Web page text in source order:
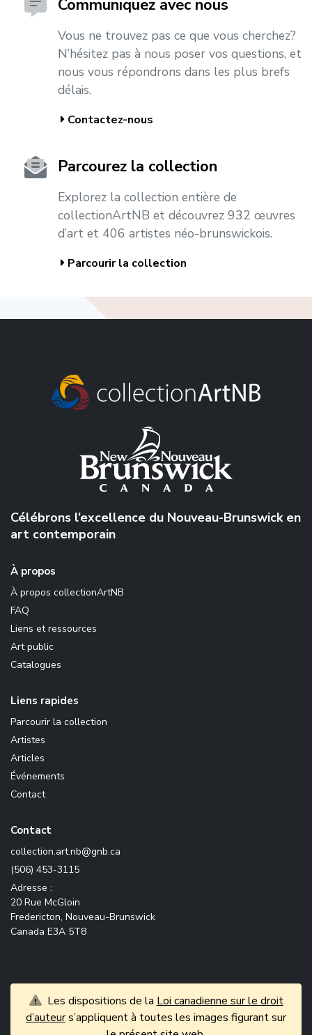
Communiquez avec nous
Vous ne trouvez pas ce que vous cherchez?
N’hésitez pas à nous poser vos questions, et
nous vous répondrons dans les plus brefs
délais.
Contactez-nous
Parcourez la collection
Explorez la collection entière de
collectionArtNB et découvrez 932 œuvres
d’art et 406 artistes néo-brunswickois.
Parcourir la collection
Célébrons l’excellence du Nouveau-Brunswick en
art contemporain
À propos
À propos collectionArtNB
FAQ
Liens et ressources
Art public
Catalogues
Liens rapides
Parcourir la collection
Artistes
Articles
Événements
Contact
Contact
ac.bng@bn.tra.noitcelloc
(506) 453-3115
Adresse :
20 Rue McGloin
Fredericton, Nouveau-Brunswick
Canada E3A 5T8
Les dispositions de la Loi canadienne sur le droit
d’auteurs’appliquent à toutes les images figurant sur